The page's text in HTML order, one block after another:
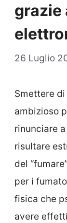
grazie
26 Luglio
Smettere
ambizioso
rinunciare
risultare
del
per i
fisica che
avere